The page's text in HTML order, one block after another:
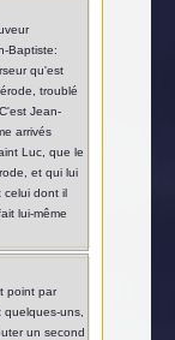
Baptiste:
qu'est
troublé
Jean-
arrivés
Luc, que le
et qui lui
celui dont il
lui-même
point par
uns,
un second